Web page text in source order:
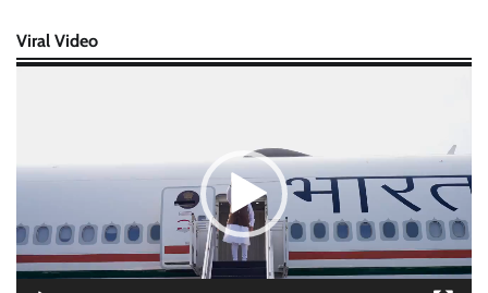
Viral Video